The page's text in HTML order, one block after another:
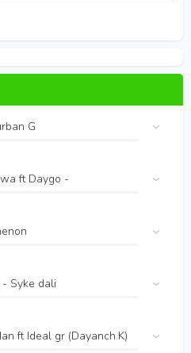
G
ft Daygo -
Syke dali
ft Ideal gr (Dayanch.K)